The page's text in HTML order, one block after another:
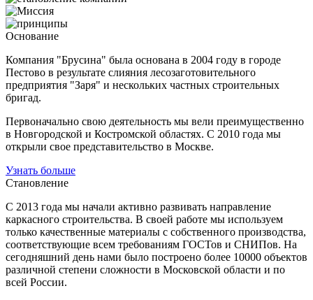
Основание
Компания "Брусина" была основана в 2004 году в городе
Пестово в результате слияния лесозаготовительного
предприятия "Заря" и нескольких частных строительных
бригад.
Первоначально свою деятельность мы вели преимущественно
в Новгородской и Костромской областях. С 2010 года мы
открыли свое представительство в Москве.
Узнать больше
Становление
С 2013 года мы начали активно развивать направление
каркасного строительства. В своей работе мы используем
только качественные материалы с собственного производства,
соответствующие всем требованиям ГОСТов и СНИПов. На
сегодняшний день нами было построено более 10000 объектов
различной степени сложности в Московской области и по
всей России.